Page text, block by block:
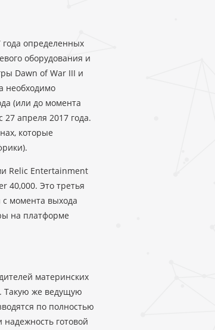
года определенных
оборудования и
Dawn of War III и
необходимо
(или до момента
апреля 2017 года.
которые
Relic Entertainment
40,000. Это третья
момента выхода
на платформе
материнских
Такую же ведущую
по полностью
надежность готовой